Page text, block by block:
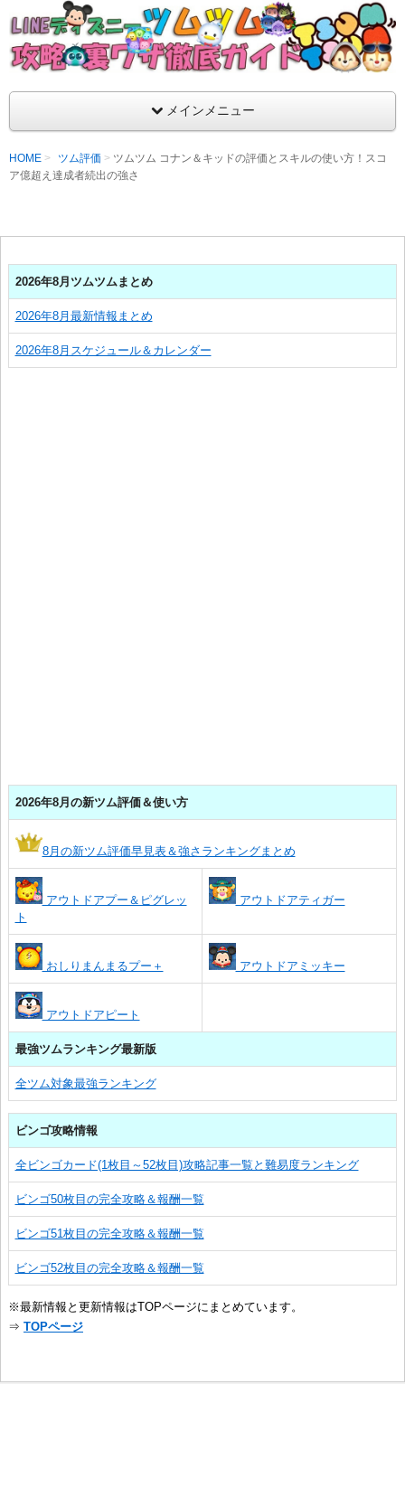
LINEディズニー ツムツム攻略・裏ワザ徹底
支持率No1！痒いところに手が届くツムツム攻略サイト！新ツ
ラ評価も丁寧に解説！ツムツムを120％楽しめるサイトを目指し
メインメニュー
HOME ツム評価
ツムツム コナン＆キッドの評価とスキルの使い方！スコ
ア億超え達成者続出の強さ
2026年8月ツムツムまとめ
2026年8月最新情報まとめ
2026年8月スケジュール＆カレンダー
2026年8月の新ツム評価＆使い方
8月の新ツム評価早見表＆強さランキングまとめ
アウトドアプー＆ピグレッ
ト
アウトドアティガー
おしりまんまるプー＋ アウトドアミッキー
アウトドアピート
最強ツムランキング最新版
全ツム対象最強ランキング
ビンゴ攻略情報
全ビンゴカード(1枚目～52枚目)攻略記事一覧と難易度ランキング
ビンゴ50枚目の完全攻略＆報酬一覧
ビンゴ51枚目の完全攻略＆報酬一覧
ビンゴ52枚目の完全攻略＆報酬一覧
※最新情報と更新情報はTOPページにまとめています。
⇒ TOPページ